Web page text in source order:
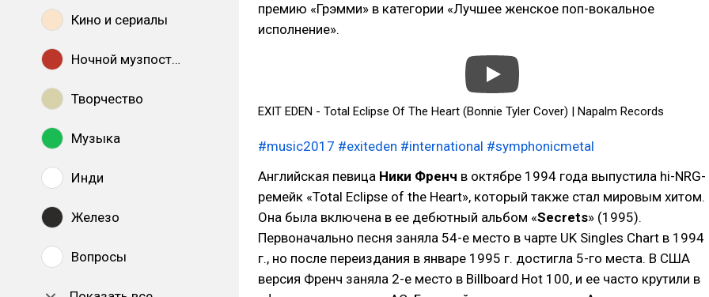
Кино и сериалы
Ночной музпостинг
Творчество
Музыка
Инди
Железо
Вопросы
премию «Грэмми» в категории «Лучшее женское поп-вокальное
исполнение».
EXIT EDEN - Total Eclipse Of The Heart (Bonnie Tyler Cover) | Napalm Records
#music2017 #exiteden #international #symphonicmetal
Английская певица Ники Френч в октябре 1994 года выпустила hi-NRG-
ремейк «Total Eclipse of the Heart», который также стал мировым хитом.
Она была включена в ее дебютный альбом «Secrets» (1995).
Первоначально песня заняла 54-е место в чарте UK Singles Chart в 1994
г., но после переиздания в январе 1995 г. достигла 5-го места. В США
версия Френч заняла 2-е место в Billboard Hot 100, и ее часто крутили в